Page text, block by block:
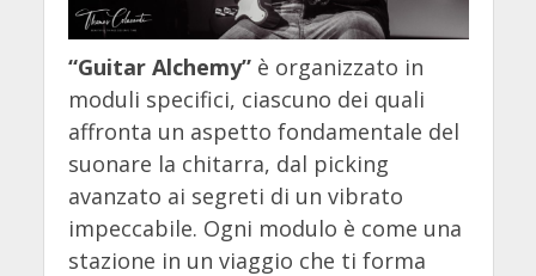
“Guitar Alchemy”è organizzato in
moduli specifici, ciascuno dei quali
affronta un aspetto fondamentale del
suonare la chitarra, dal picking
avanzato ai segreti di un vibrato
impeccabile. Ogni modulo è come una
stazione in un viaggio che ti forma